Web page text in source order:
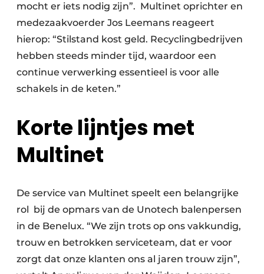
mocht er iets nodig zijn”. Multinet oprichter en
medezaakvoerder Jos Leemans reageert
hierop: “Stilstand kost geld. Recyclingbedrijven
hebben steeds minder tijd, waardoor een
continue verwerking essentieel is voor alle
schakels in de keten.”
Korte lijntjes met
Multinet
De service van Multinet speelt een belangrijke
rol bij de opmars van de Unotech balenpersen
in de Benelux. “We zijn trots op ons vakkundig,
trouw en betrokken serviceteam, dat er voor
zorgt dat onze klanten ons al jaren trouw zijn”,